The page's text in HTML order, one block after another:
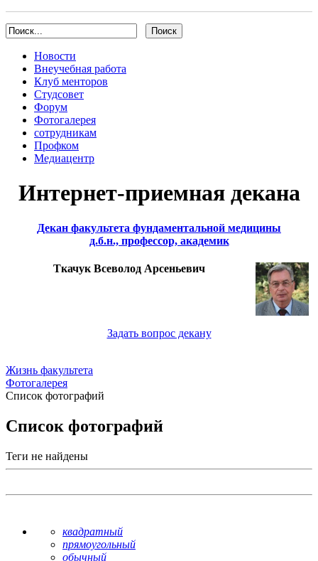
Новости
Внеучебная работа
Клуб менторов
Студсовет
Форум
Фотогалерея
сотрудникам
Профком
Медиацентр
Интернет-приемная декана
Декан факультета фундаментальной медицины
д.б.н., профессор, академик
Ткачук Всеволод Арсеньевич
Задать вопрос декану
Жизнь факультета
Фотогалерея
Список фотографий
Список фотографий
Теги не найдены
квадратный
прямоугольный
обычный